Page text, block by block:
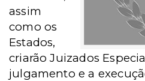
assim
como os
Estados,
criarão Juizados
julgamento e a